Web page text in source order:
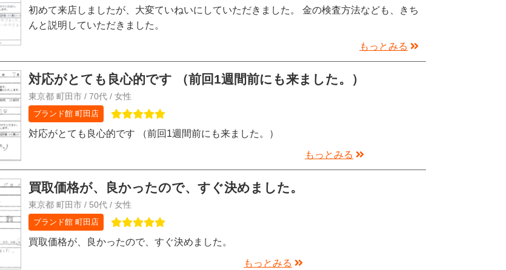
初めて来店しましたが、大変ていねいにしていただきました。 金の検査方法なども、きち
んと説明していただきました。
もっとみる
対応がとても良心的です （前回1週間前にも来ました。）
東京都 町田市 / 70代 / 女性
ブランド館 町田店
対応がとても良心的です （前回1週間前にも来ました。）
もっとみる
買取価格が、良かったので、すぐ決めました。
東京都 町田市 / 50代 / 女性
ブランド館 町田店
買取価格が、良かったので、すぐ決めました。
もっとみる